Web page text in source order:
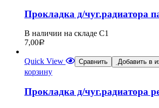
Прокладка д/чуг.радиатора
В наличии на складе С1
7,00Р
Quick View Сравнить Добавить в
корзину
Прокладка д/чуг.радиатора